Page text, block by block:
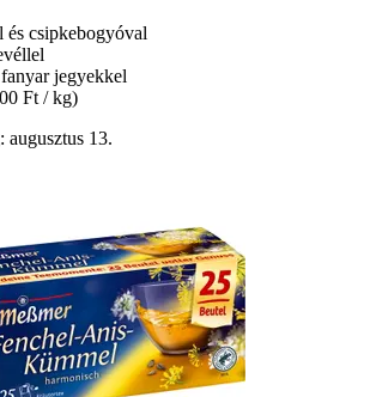
és csipkebogyóval
jegyekkel
Ft / kg)
augusztus 13.